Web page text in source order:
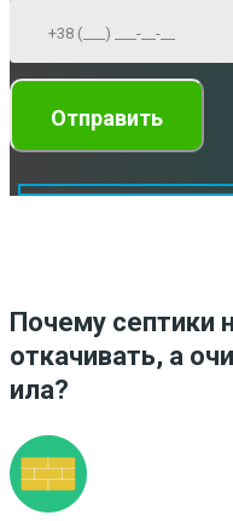
Почему септики
откачивать, а
ила?